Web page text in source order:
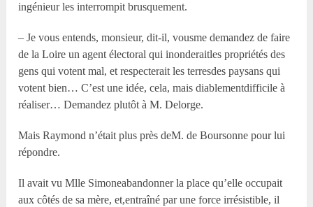
ingénieur les interrompit brusquement.
– Je vous entends, monsieur, dit-il, vousme demandez de faire
de la Loire un agent électoral qui inonderaitles propriétés des
gens qui votent mal, et respecterait les terresdes paysans qui
votent bien… C’est une idée, cela, mais diablementdifficile à
réaliser… Demandez plutôt à M. Delorge.
Mais Raymond n’était plus près deM. de Boursonne pour lui
répondre.
Il avait vu Mlle Simoneabandonner la place qu’elle occupait
aux côtés de sa mère, et,entraîné par une force irrésistible, il